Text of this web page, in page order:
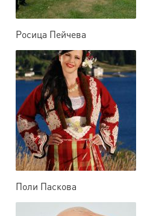
Росица Пейчева
Поли Паскова